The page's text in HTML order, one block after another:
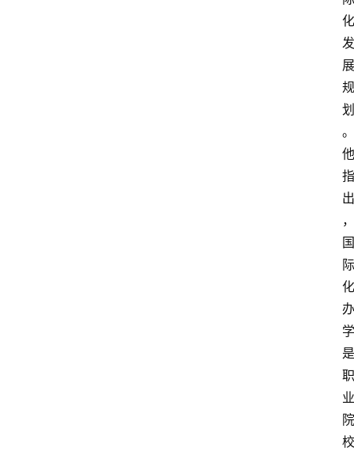
化
发
展
规
划
。
他
指
出
，
国
际
化
办
学
是
职
业
院
校